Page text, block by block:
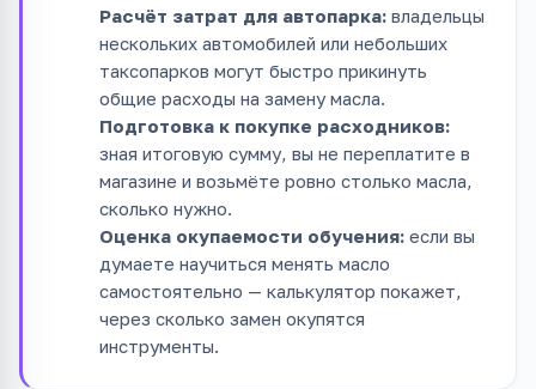
Расчёт затрат для автопарка: владельцы
нескольких автомобилей или небольших
таксопарков могут быстро прикинуть
общие расходы на замену масла.
Подготовка к покупке расходников:
зная итоговую сумму, вы не переплатите в
магазине и возьмёте ровно столько масла,
сколько нужно.
Оценка окупаемости обучения: если вы
думаете научиться менять масло
самостоятельно — калькулятор покажет,
через сколько замен окупятся
инструменты.